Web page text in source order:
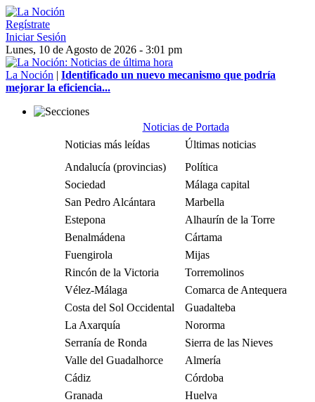
Regístrate
Iniciar Sesión
Lunes, 10 de Agosto de 2026 - 3:01 pm
La Noción | Identificado un nuevo mecanismo que podría
mejorar la eficiencia...
Noticias de Portada
Noticias más leídas
Últimas noticias
Andalucía (provincias)
Política
Sociedad
Málaga capital
San Pedro Alcántara
Marbella
Estepona
Alhaurín de la Torre
Benalmádena
Cártama
Fuengirola
Mijas
Rincón de la Victoria
Torremolinos
Vélez-Málaga
Comarca de Antequera
Costa del Sol Occidental
Guadalteba
La Axarquía
Nororma
Serranía de Ronda
Sierra de las Nieves
Valle del Guadalhorce
Almería
Cádiz
Córdoba
Granada
Huelva